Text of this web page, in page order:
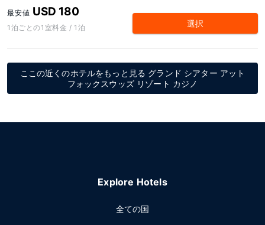
最安値 USD 180
1泊ごとの1室料金 / 1泊 選択
ここの近くのホテルをもっと見る グランド シアター アット
フォックスウッズ リゾート カジノ
Explore Hotels
全ての国